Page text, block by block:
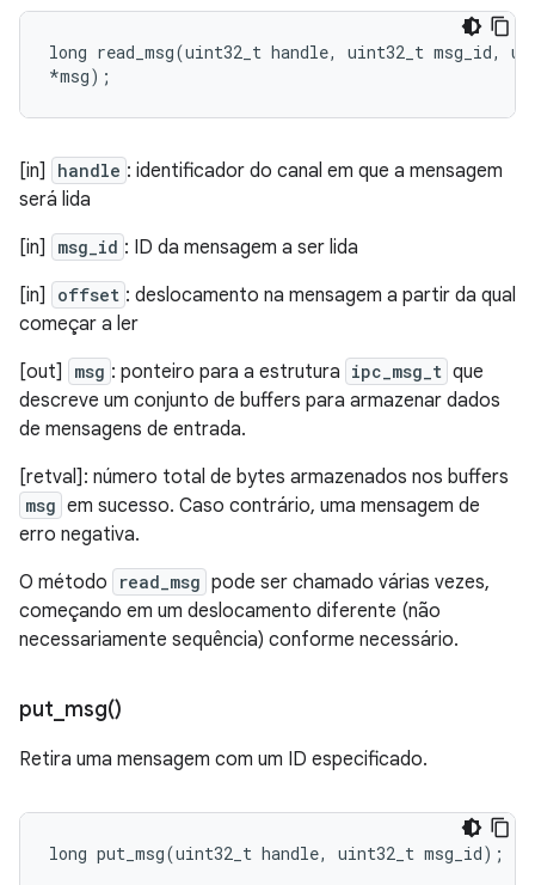
long read_msg(uint32_t handle, uint32_t msg_id,
*msg);
[in] handle : identificador do canal em que a mensagem
será lida
[in]
msg_id : ID da mensagem a ser lida
[in]
offset : deslocamento na mensagem a partir da qual
começar a ler
[out]
msg : ponteiro para a estrutura ipc_msg_t que
descreve um conjunto de buffers para armazenar dados
de mensagens de entrada.
[retval]: número total de bytes armazenados nos buffers
msg em sucesso. Caso contrário, uma mensagem de
erro negativa.
O método
read_msg pode ser chamado várias vezes,
começando em um deslocamento diferente (não
necessariamente sequência) conforme necessário.
put_msg()
Retira uma mensagem com um ID especificado.
long put_msg(uint32_t handle, uint32_t msg_id);